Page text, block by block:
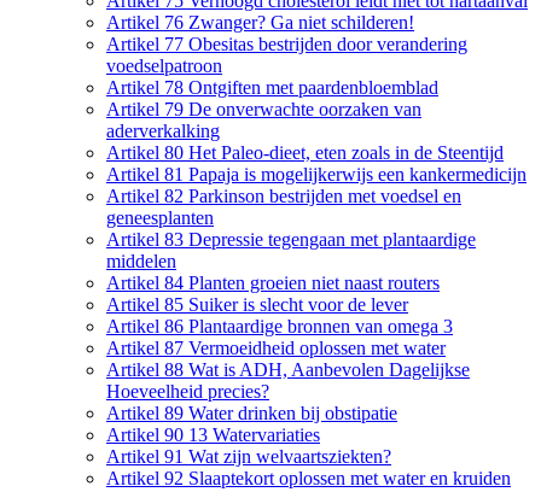
Artikel 76 Zwanger? Ga niet schilderen!
Artikel 77 Obesitas bestrijden door verandering
voedselpatroon
Artikel 78 Ontgiften met paardenbloemblad
Artikel 79 De onverwachte oorzaken van
aderverkalking
Artikel 80 Het Paleo-dieet, eten zoals in de Steentijd
Artikel 81 Papaja is mogelijkerwijs een kankermedicijn
Artikel 82 Parkinson bestrijden met voedsel en
geneesplanten
Artikel 83 Depressie tegengaan met plantaardige
middelen
Artikel 84 Planten groeien niet naast routers
Artikel 85 Suiker is slecht voor de lever
Artikel 86 Plantaardige bronnen van omega 3
Artikel 87 Vermoeidheid oplossen met water
Artikel 88 Wat is ADH, Aanbevolen Dagelijkse
Hoeveelheid precies?
Artikel 89 Water drinken bij obstipatie
Artikel 90 13 Watervariaties
Artikel 91 Wat zijn welvaartsziekten?
Artikel 92 Slaaptekort oplossen met water en kruiden